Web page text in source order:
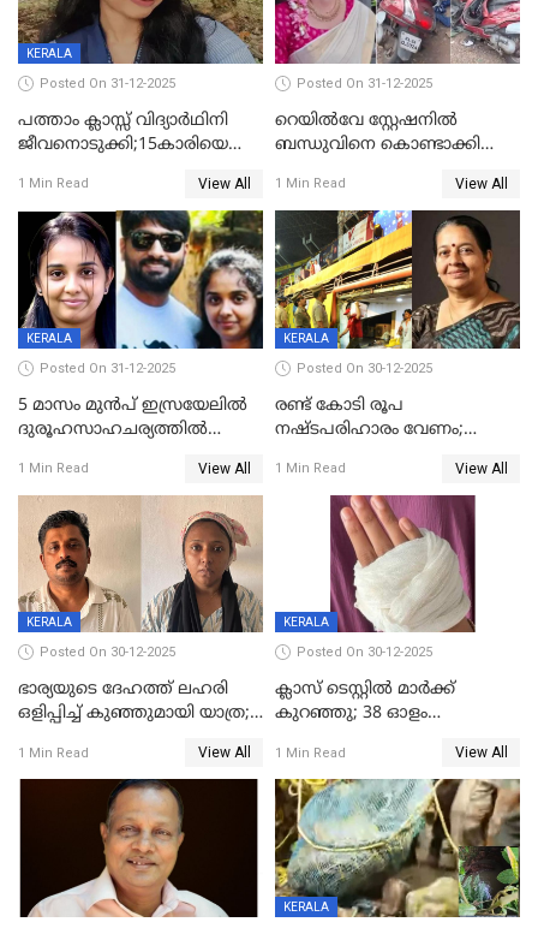
KERALA
Posted On 31-12-2025
പത്താം ക്ലാസ്സ് വിദ്യാര്‍ഥിനി
ജീവനൊടുക്കി;15കാരിയെ
കിടപ്പുമുറിയില്‍ തൂങ്ങി മരിച്ച
നിലയിൽ
1 Min Read View All
Posted On 31-12-2025
റെയിൽവേ സ്റ്റേഷനിൽ
ബന്ധുവിനെ കൊണ്ടാക്കി
ലോറി സ്കൂട്ടറിൽ ഇടിച്ചു :
യുവതിക്ക് ദാരുണാന്ത്യം
1 Min Read View All
KERALA
Posted On 31-12-2025
5 മാസം മുൻപ് ഇസ്രയേലിൽ
ദുരൂഹസാഹചര്യത്തിൽ
മലയാളി യുവാവിന്റെ ഭാര്യയും
മരിച്ചു
1 Min Read View All
KERALA
Posted On 30-12-2025
രണ്ട് കോടി രൂപ
നഷ്ടപരിഹാരം വേണം;
നോട്ടീസയച്ച് ഉമാ തോമസ്
1 Min Read View All
KERALA
Posted On 30-12-2025
ഭാര്യയുടെ ദേഹത്ത് ലഹരി
ഒളിപ്പിച്ച് കുഞ്ഞുമായി യാത്ര;
പിടികൂടി പൊലീസ്
1 Min Read View All
KERALA
Posted On 30-12-2025
ക്ലാസ് ടെസ്റ്റിൽ മാർക്ക്
കുറഞ്ഞു; 38 ഓളം
സെന്ററിലെ അധ്യാപകന്‍
മർദിച്ചതായി പരാതി
1 Min Read View All
KERALA